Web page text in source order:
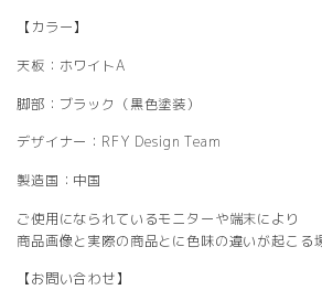
【カラー】
天板：ホワイトA
脚部：ブラック（黒色塗装）
デザイナー：RFY Design Team
製造国：中国
ご使用になられているモニターや端末により
商品画像と実際の商品とに色味の違いが起こる
【お問い合わせ】